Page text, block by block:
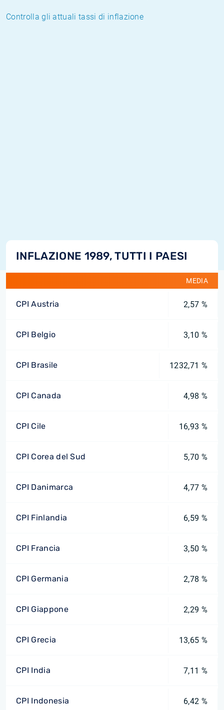
Controlla gli attuali tassi di inflazione
INFLAZIONE 1989, TUTTI I PAESI
MEDIA
CPI Austria 2,57 %
CPI Belgio 3,10 %
CPI Brasile 1232,71 %
CPI Canada 4,98 %
CPI Cile 16,93 %
CPI Corea del Sud 5,70 %
CPI Danimarca 4,77 %
CPI Finlandia 6,59 %
CPI Francia 3,50 %
CPI Germania 2,78 %
CPI Giappone 2,29 %
CPI Grecia 13,65 %
CPI India 7,11 %
CPI Indonesia 6,42 %